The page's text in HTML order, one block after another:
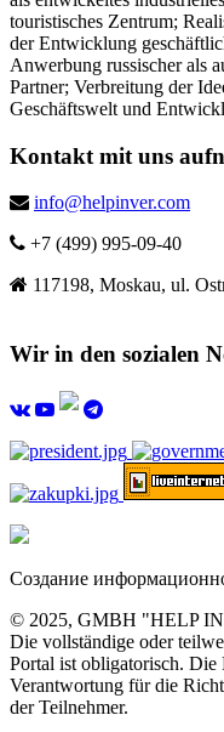
touristisches Zentrum;
der Entwicklung
Anwerbung russischer als
Partner; Verbreitung der
Geschäftswelt und
Kontakt mit uns
info@helpinver.com
+7 (499) 995-09-40
117198, Moskau, ul.
Wir in den sozialen
Создание
© 2025, GMBH "HELP
Die vollständige oder
Portal ist obligatorisch.
Verantwortung für die
der Teilnehmer.